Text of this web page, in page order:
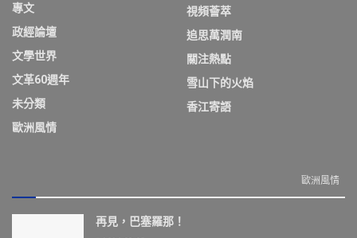
專文
政經論壇
文學世界
文革60週年
未分類
歐洲風情
視頻薈萃
追思萬潤南
關注熱點
雪山下的火焰
香江寄語
歐洲風情
再見，巴塞羅那！